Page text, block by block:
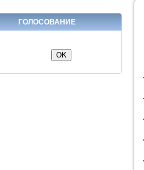
ГОЛОСОВАНИЕ